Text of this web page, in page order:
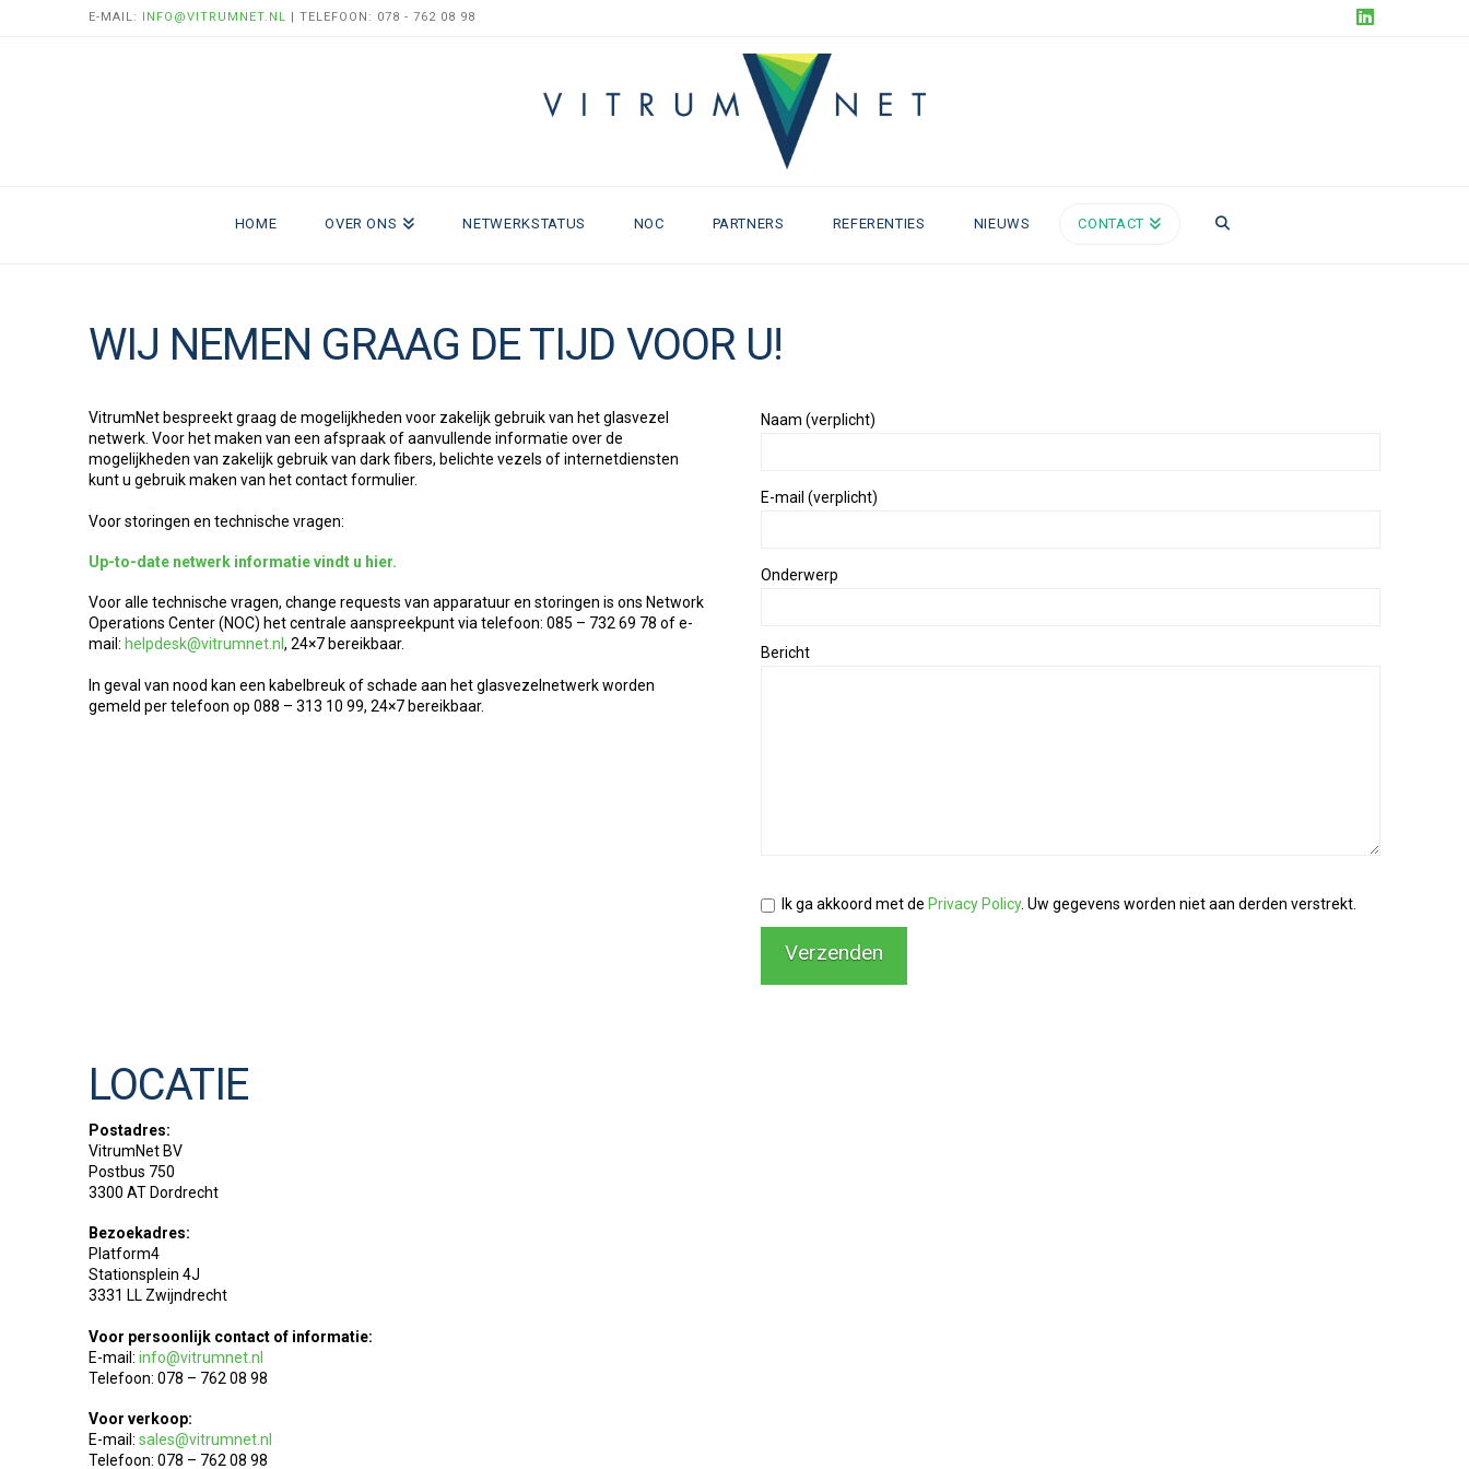
E-MAIL: INFO@VITRUMNET.NL | TELEFOON: 078 - 762 08 98
HOME OVER ONS NETWERKSTATUS NOC PARTNERS REFERENTIES NIEUWS CONTACT
WIJ NEMEN GRAAG DE TIJD VOOR U!
VitrumNet bespreekt graag de mogelijkheden voor zakelijk gebruik van het glasvezel
netwerk. Voor het maken van een afspraak of aanvullende informatie over de
mogelijkheden van zakelijk gebruik van dark fibers, belichte vezels of internetdiensten
kunt u gebruik maken van het contact formulier.
Voor storingen en technische vragen:
Up-to-date netwerk informatie vindt u hier.
Voor alle technische vragen, change requests van apparatuur en storingen is ons Network
Operations Center (NOC) het centrale aanspreekpunt via telefoon: 085 – 732 69 78 of e-
mail: helpdesk@vitrumnet.nl , 24×7 bereikbaar.
In geval van nood kan een kabelbreuk of schade aan het glasvezelnetwerk worden
gemeld per telefoon op 088 – 313 10 99, 24×7 bereikbaar.
Naam (verplicht)
E-mail (verplicht)
Onderwerp
Bericht
Ik ga akkoord met de Privacy Policy. Uw gegevens worden niet aan derden verstrekt.
LOCATIE
Postadres:
VitrumNet BV
Postbus 750
3300 AT Dordrecht
Bezoekadres:
Platform4
Stationsplein 4J
3331 LL Zwijndrecht
Voor persoonlijk contact of informatie:
E-mail: info@vitrumnet.nl
Telefoon: 078 – 762 08 98
Voor verkoop:
E-mail: sales@vitrumnet.nl
Telefoon: 078 – 762 08 98